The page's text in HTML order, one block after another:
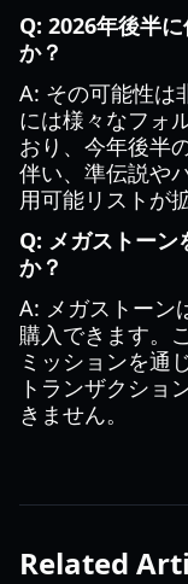
Q: 2026年後半
か？
A: その可能性は
には様々なフォ
おり、今年後半
伴い、準伝説や
用可能リストが
Q: メガストーン
か？
A: メガストーン
購入できます。
ミッションを通
トランザクショ
きません。
Related